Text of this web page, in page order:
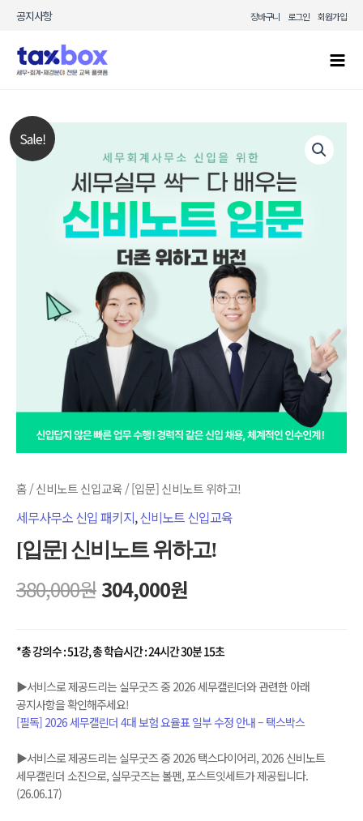
콘텐츠로
공지사항 장바구니 로그인 회원가입
Sale!
홈/신비노트 신입교육/ [입문] 신비노트 위하고!
세무사무소 신입 패키지,신비노트 신입교육
[입문] 신비노트 위하고!
380,000원
가격:
380,000원.
304,000원
가격:
304,000원.
*총 강의수 : 51강, 총 학습시간 : 24시간 30분 15초
▶서비스로 제공드리는 실무굿즈 중 2026 세무캘린더와 관련한 아래
공지사항을 확인해주세요!
[필독] 2026 세무캘린더 4대 보험 요율표 일부 수정 안내 – 택스박스
▶서비스로 제공드리는 실무굿즈 중 2026 택스다이어리, 2026 신비노트
세무캘린더 소진으로, 실무굿즈는 볼펜, 포스트잇세트가 제공됩니다.
(26.06.17)
[입문]
신비노트